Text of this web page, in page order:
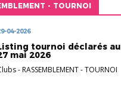
- TOURNOI
04-2026
tournoi déclarés au
mai 2026
- RASSEMBLEMENT - TOURNOI